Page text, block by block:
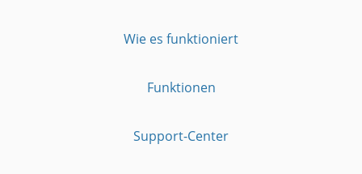
Wie es funktioniert
Funktionen
Support-Center